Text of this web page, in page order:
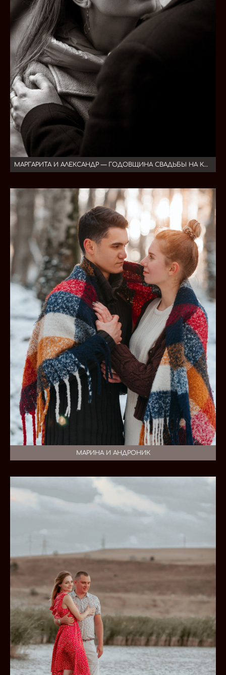
МАРГАРИТА И АЛЕКСАНДР — ГОДОВЩИНА СВАДЬБЫ НА КМВ
МАРИНА И АНДРОНИК